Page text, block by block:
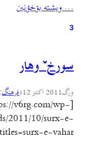
بو. یوکؤ، سوستأ بؤ
سیمان بکوده؟»…
… ويشته بۊخؤنين
3
سورخˇ وهار
ورگ2011 اکتبر 12 (فرهنگ
v6rg.com/wp-
2011/10/surx-e-